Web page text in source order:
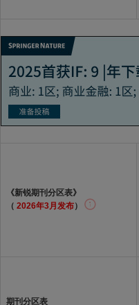
《新锐期刊分区表》
（ 2026年3月发布）
期刊分区表